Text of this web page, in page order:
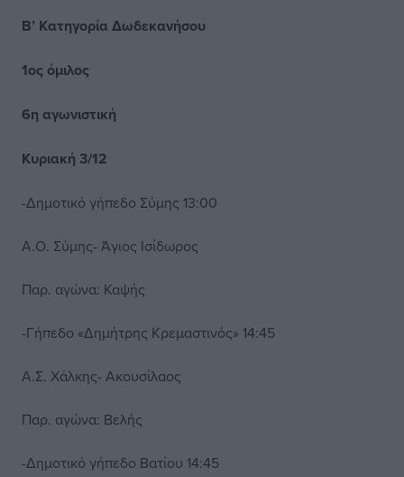
Β’ Κατηγορία Δωδεκανήσου
1ος όμιλος
6η αγωνιστική
Κυριακή 3/12
-Δημοτικό γήπεδο Σύμης 13:00
Α.Ο. Σύμης- Άγιος Ισίδωρος
Παρ. αγώνα: Καψής
-Γήπεδο «Δημήτρης Κρεμαστινός» 14:45
Α.Σ. Χάλκης- Ακουσίλαος
Παρ. αγώνα: Βελής
-Δημοτικό γήπεδο Βατίου 14:45